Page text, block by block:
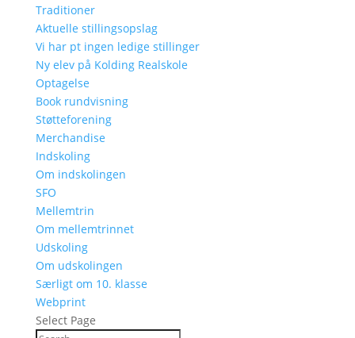
Traditioner
Aktuelle stillingsopslag
Vi har pt ingen ledige stillinger
Ny elev på Kolding Realskole
Optagelse
Book rundvisning
Støtteforening
Merchandise
Indskoling
Om indskolingen
SFO
Mellemtrin
Om mellemtrinnet
Udskoling
Om udskolingen
Særligt om 10. klasse
Webprint
Select Page